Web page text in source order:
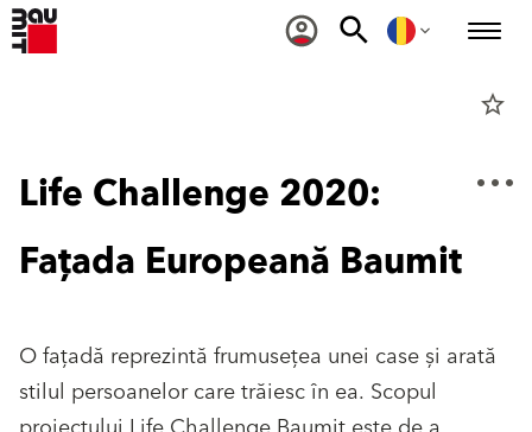
star_border
Life Challenge 2020:
Fațada Europeană Baumit
O fațadă reprezintă frumusețea unei case și arată
stilul persoanelor care trăiesc în ea. Scopul